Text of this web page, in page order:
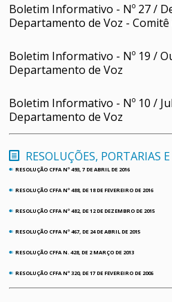
Boletim Informativo - Nº 27 /
Departamento de Voz -
Boletim Informativo - Nº 19 /
Departamento de Voz
Boletim Informativo - Nº 10 /
Departamento de Voz
RESOLUÇÕES, PORTARIAS
fiber_smart_record RESOLUÇÃO CFFA Nº 493, 7 DE ABRIL DE 2016
fiber_smart_record RESOLUÇÃO CFFA Nº 488, DE 18 DE FEVEREIRO DE 2016
fiber_smart_record RESOLUÇÃO CFFA Nº 482, DE 12 DE DEZEMBRO DE 2015
fiber_smart_record RESOLUÇÃO CFFA Nº 467, DE 24 DE ABRIL DE 2015
fiber_smart_record RESOLUÇÃO CFFA N. 428, DE 2 MARÇO DE 2013
fiber_smart_record RESOLUÇÃO CFFA Nº 320, DE 17 DE FEVEREIRO DE 2006